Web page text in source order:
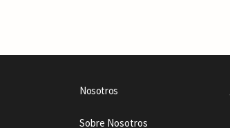
Nosotros
Sobre Nosotros